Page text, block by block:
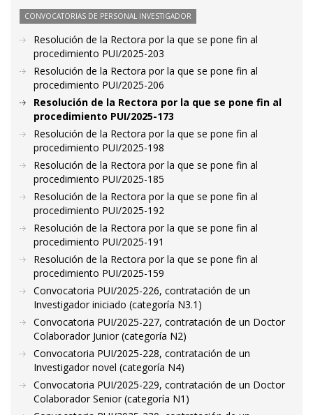
CONVOCATORIAS DE PERSONAL INVESTIGADOR
Resolución de la Rectora por la que se pone fin al
procedimiento PUI/2025-203
Resolución de la Rectora por la que se pone fin al
procedimiento PUI/2025-206
Resolución de la Rectora por la que se pone fin al
procedimiento PUI/2025-173
Resolución de la Rectora por la que se pone fin al
procedimiento PUI/2025-198
Resolución de la Rectora por la que se pone fin al
procedimiento PUI/2025-185
Resolución de la Rectora por la que se pone fin al
procedimiento PUI/2025-192
Resolución de la Rectora por la que se pone fin al
procedimiento PUI/2025-191
Resolución de la Rectora por la que se pone fin al
procedimiento PUI/2025-159
Convocatoria PUI/2025-226, contratación de un
Investigador iniciado (categoría N3.1)
Convocatoria PUI/2025-227, contratación de un Doctor
Colaborador Junior (categoría N2)
Convocatoria PUI/2025-228, contratación de un
Investigador novel (categoría N4)
Convocatoria PUI/2025-229, contratación de un Doctor
Colaborador Senior (categoría N1)